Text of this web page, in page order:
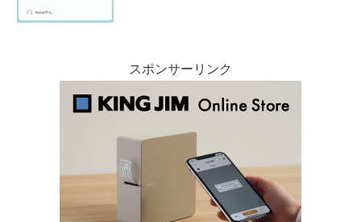
スポンサーリンク